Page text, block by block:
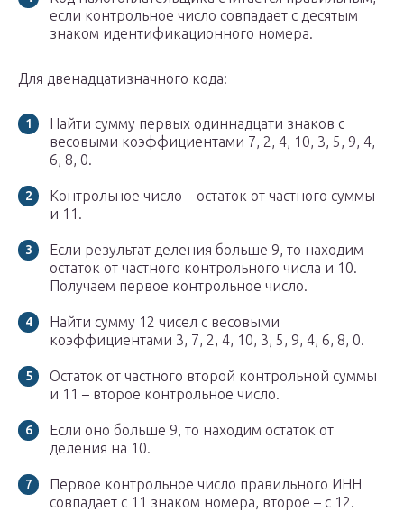
если контрольное число совпадает с десятым
знаком идентификационного номера.
Для двенадцатизначного кода:
Найти сумму первых одиннадцати знаков с
весовыми коэффициентами 7, 2, 4, 10, 3, 5, 9, 4,
6, 8, 0.
Контрольное число – остаток от частного суммы
и 11.
Если результат деления больше 9, то находим
остаток от частного контрольного числа и 10.
Получаем первое контрольное число.
Найти сумму 12 чисел с весовыми
коэффициентами 3, 7, 2, 4, 10, 3, 5, 9, 4, 6, 8, 0.
Остаток от частного второй контрольной суммы
и 11 – второе контрольное число.
Если оно больше 9, то находим остаток от
деления на 10.
Первое контрольное число правильного ИНН
совпадает с 11 знаком номера, второе – с 12.